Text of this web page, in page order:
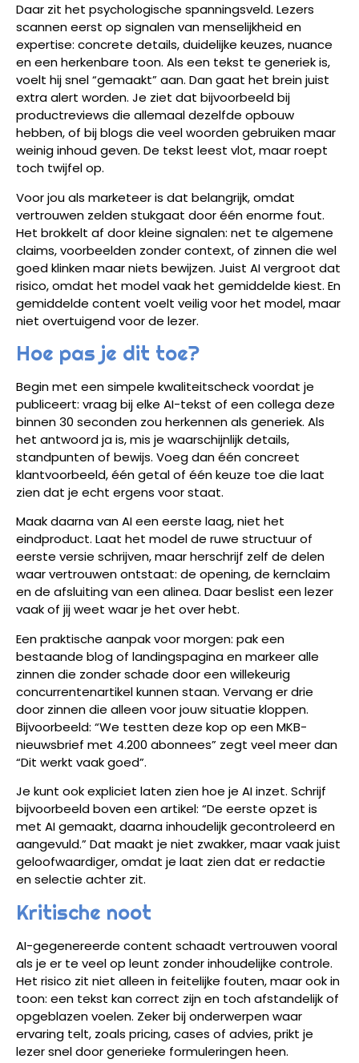
Daar zit het psychologische spanningsveld. Lezers
scannen eerst op signalen van menselijkheid en
expertise: concrete details, duidelijke keuzes, nuance
en een herkenbare toon. Als een tekst te generiek is,
voelt hij snel “gemaakt” aan. Dan gaat het brein juist
extra alert worden. Je ziet dat bijvoorbeeld bij
productreviews die allemaal dezelfde opbouw
hebben, of bij blogs die veel woorden gebruiken maar
weinig inhoud geven. De tekst leest vlot, maar roept
toch twijfel op.
Voor jou als marketeer is dat belangrijk, omdat
vertrouwen zelden stukgaat door één enorme fout.
Het brokkelt af door kleine signalen: net te algemene
claims, voorbeelden zonder context, of zinnen die wel
goed klinken maar niets bewijzen. Juist AI vergroot dat
risico, omdat het model vaak het gemiddelde kiest. En
gemiddelde content voelt veilig voor het model, maar
niet overtuigend voor de lezer.
Hoe pas je dit toe?
Begin met een simpele kwaliteitscheck voordat je
publiceert: vraag bij elke AI-tekst of een collega deze
binnen 30 seconden zou herkennen als generiek. Als
het antwoord ja is, mis je waarschijnlijk details,
standpunten of bewijs. Voeg dan één concreet
klantvoorbeeld, één getal of één keuze toe die laat
zien dat je echt ergens voor staat.
Maak daarna van AI een eerste laag, niet het
eindproduct. Laat het model de ruwe structuur of
eerste versie schrijven, maar herschrijf zelf de delen
waar vertrouwen ontstaat: de opening, de kernclaim
en de afsluiting van een alinea. Daar beslist een lezer
vaak of jij weet waar je het over hebt.
Een praktische aanpak voor morgen: pak een
bestaande blog of landingspagina en markeer alle
zinnen die zonder schade door een willekeurig
concurrentenartikel kunnen staan. Vervang er drie
door zinnen die alleen voor jouw situatie kloppen.
Bijvoorbeeld: “We testten deze kop op een MKB-
nieuwsbrief met 4.200 abonnees” zegt veel meer dan
“Dit werkt vaak goed”.
Je kunt ook expliciet laten zien hoe je AI inzet. Schrijf
bijvoorbeeld boven een artikel: “De eerste opzet is
met AI gemaakt, daarna inhoudelijk gecontroleerd en
aangevuld.” Dat maakt je niet zwakker, maar vaak juist
geloofwaardiger, omdat je laat zien dat er redactie
en selectie achter zit.
Kritische noot
AI-gegenereerde content schaadt vertrouwen vooral
als je er te veel op leunt zonder inhoudelijke controle.
Het risico zit niet alleen in feitelijke fouten, maar ook in
toon: een tekst kan correct zijn en toch afstandelijk of
opgeblazen voelen. Zeker bij onderwerpen waar
ervaring telt, zoals pricing, cases of advies, prikt je
lezer snel door generieke formuleringen heen.